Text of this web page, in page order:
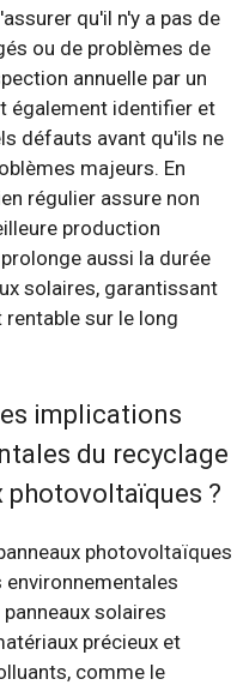
qu'il n'y a pas de
ou de problèmes de
annuelle par un
également identifier et
défauts avant qu'ils ne
majeurs. En
régulier assure non
production
aussi la durée
solaires, garantissant
sur le long
implications
du recyclage
photovoltaïques ?
photovoltaïques
solaires
précieux et
comme le